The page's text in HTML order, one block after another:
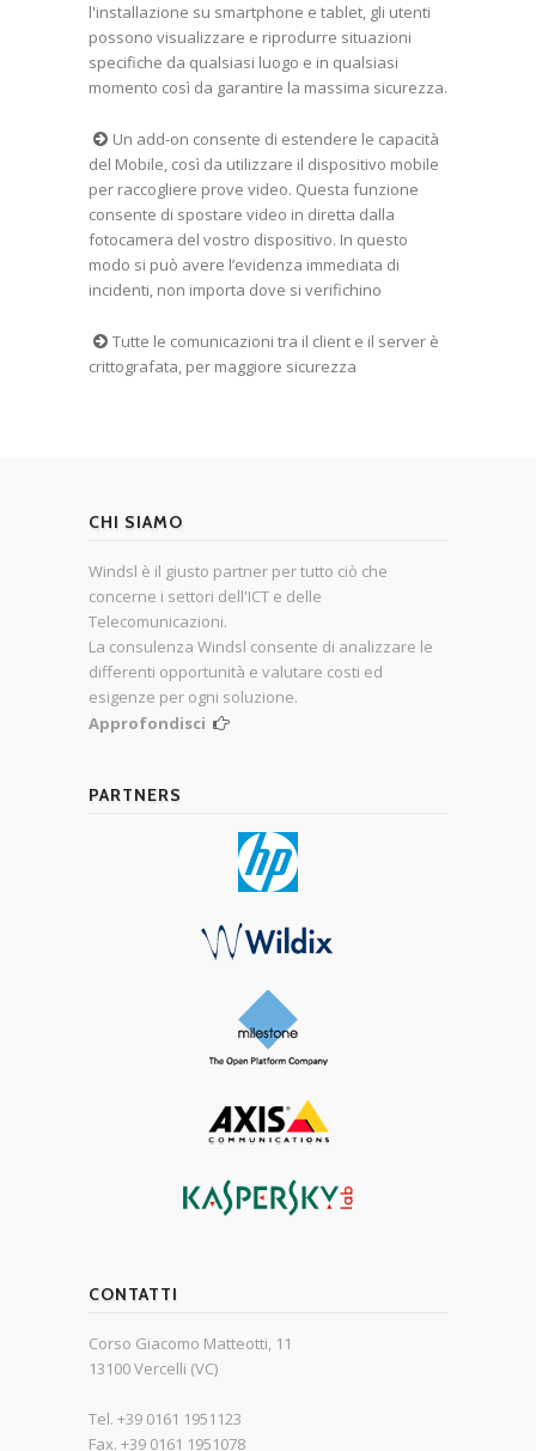
l'installazione su smartphone e tablet, gli utenti
possono visualizzare e riprodurre situazioni
specifiche da qualsiasi luogo e in qualsiasi
momento così da garantire la massima sicurezza.
Un add-on consente di estendere le capacità
del Mobile, così da utilizzare il dispositivo mobile
per raccogliere prove video. Questa funzione
consente di spostare video in diretta dalla
fotocamera del vostro dispositivo. In questo
modo si può avere l’evidenza immediata di
incidenti, non importa dove si verifichino
Tutte le comunicazioni tra il client e il server è
crittografata, per maggiore sicurezza
CHI SIAMO
Windsl è il giusto partner per tutto ciò che
concerne i settori dell'ICT e delle
Telecomunicazioni.
La consulenza Windsl consente di analizzare le
differenti opportunità e valutare costi ed
esigenze per ogni soluzione.
Approfondisci
PARTNERS
CONTATTI
Corso Giacomo Matteotti, 11
13100 Vercelli (VC)
Tel. +39 0161 1951123
Fax. +39 0161 1951078